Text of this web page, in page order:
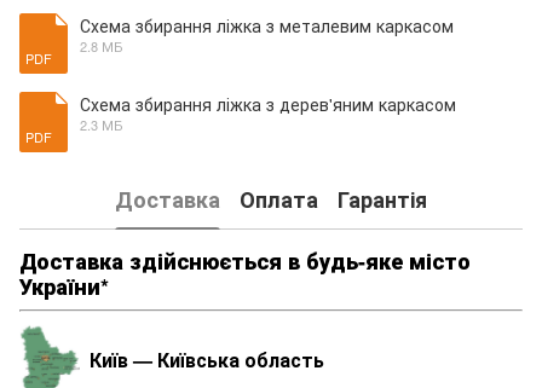
PDF
Схема збирання ліжка з металевим каркасом
2.8 МБ
PDF
Схема збирання ліжка з дерев'яним каркасом
2.3 МБ
Доставка Оплата
Гарантія
Доставка здійснюється в будь-яке місто
України*
Київ — Київська область